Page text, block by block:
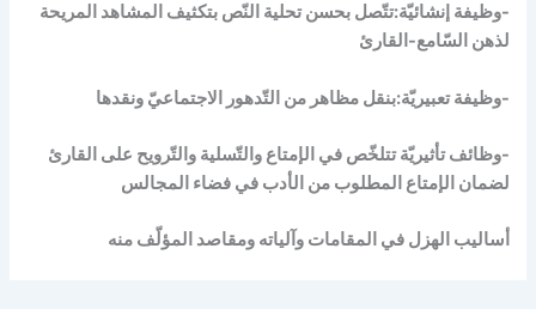
-وظيفة إنشائيّة:تتّصل بحسن تحلية النّص بتكثيف المشاهد المريحة
لذهن السّامع-القارئ
-وظيفة تعبيريّة:بنقل مظاهر من التّدهور الاجتماعيّ ونقدها
-وظائف تأثيريّة تتلخّص في الإمتاع والتّسلية والتّرويح على القارئ
لضمان الإمتاع المطلوب من الأدب في فضاء المجالس
أساليب الهزل في المقامات وآلياته ومقاصد المؤلّف منه